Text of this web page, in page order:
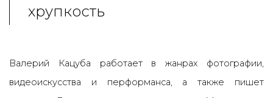
хрупкость
Валерий Кацуба работает в жанрах фотографии,
видеоискусства и перформанса, а также пишет